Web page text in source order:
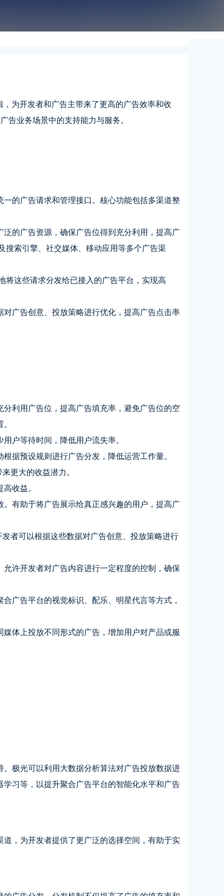
为开发者和广告主带来了更高的广告效率和收
业务场景中的支持能力与服务。
一的广告请求和管理接口。核心功能包括多渠道整
的广告资源，确保广告位得到充分利用，提高广
搜索引擎、社交媒体、移动应用等多个广告渠
这些请求分发给已接入的广告平台，实现高
广告创意、投放策略进行优化，提高广告点击率
利用广告位，提高广告填充率，避免广告位的空
户等待时间，降低用户流失率。
据预设规则进行广告分发，降低运营工作量。
更大的收益潜力。
收益。
有助于将广告展示给真正感兴趣的用户，提高广
者可以根据这些数据对广告创意、投放策略进行
许开发者对广告内容进行一定程度的控制，确保
广告平台的视觉标识、配乐、明星代言等方式，
体上投放不同形式的广告，增加用户对产品或服
极光可以利用大数据分析算法对广告投放数据进
习等，以提升聚合广告平台的智能化水平和广告
，为开发者提供了更广泛的选择空间，有助于实